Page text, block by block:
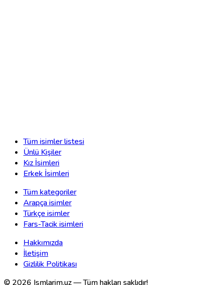
Tüm isimler listesi
Ünlü Kişiler
Kız İsimleri
Erkek İsimleri
Tüm kategoriler
Arapça isimler
Türkçe isimler
Fars-Tacik isimleri
Hakkımızda
İletişim
Gizlilik Politikası
© 2026 Ismlarim.uz —Tüm hakları saklıdır!